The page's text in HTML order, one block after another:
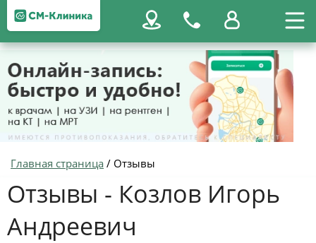
Главная страница / Отзывы
Отзывы - Козлов Игорь
Андреевич